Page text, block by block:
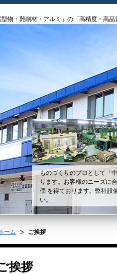
物・難削材・アルミ」の「高精度・高品
ものづくりのプロとして「
ります。お客様のニーズに
価 を得ております。弊社設
い。
ーム ご挨拶
挨拶